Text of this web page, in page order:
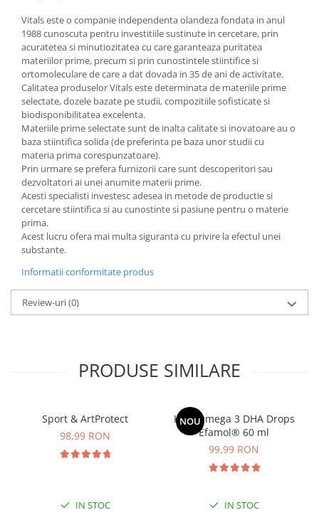
Vitals este o companie independenta olandeza fondata in anul
1988 cunoscuta pentru investitiile sustinute in cercetare, prin
acuratetea si minutiozitatea cu care garanteaza puritatea
materiilor prime, precum si prin cunostintele stiintifice si
ortomoleculare de care a dat dovada in 35 de ani de activitate.
Calitatea produselor Vitals este determinata de materiile prime
selectate, dozele bazate pe studii, compozitiile sofisticate si
biodisponibilitatea excelenta.
Materiile prime selectate sunt de inalta calitate si inovatoare au o
baza stiintifica solida (de preferinta pe baza unor studii cu
materia prima corespunzatoare).
Prin urmare se prefera furnizorii care sunt descoperitori sau
dezvoltatori ai unei anumite materii prime.
Acesti specialisti investesc adesea in metode de productie si
cercetare stiintifica si au cunostinte si pasiune pentru o materie
prima.
Acest lucru ofera mai multa siguranta cu privire la efectul unei
substante.
Informatii conformitate produs
Review-uri(0)
PRODUSE SIMILARE
Sport & ArtProtect
98,99 RON
IN STOC
NOU
Kids Omega 3 DHA Drops
Efamol® 60 ml
99,99 RON
IN STOC